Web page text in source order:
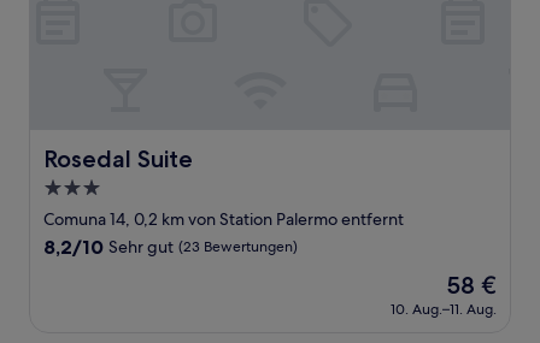
Rosedal Suite
Rosedal Suite
3.0-
Sterne-
Unterkunft
Comuna 14, 0,2 km von Station Palermo entfernt
8.2
8,2/10 Sehr gut (23 Bewertungen)
Der
Preis
beträgt
58 €
10. Aug.–11. Aug.